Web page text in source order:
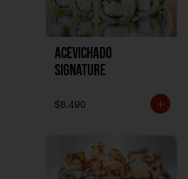
ACEVICHADO
SIGNATURE
$8.490